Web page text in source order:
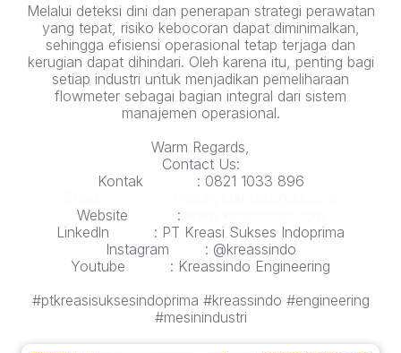
Melalui deteksi dini dan penerapan strategi perawatan
yang tepat, risiko kebocoran dapat diminimalkan,
sehingga efisiensi operasional tetap terjaga dan
kerugian dapat dihindari. Oleh karena itu, penting bagi
setiap industri untuk menjadikan pemeliharaan
flowmeter sebagai bagian integral dari sistem
manajemen operasional.
Warm Regards,
Contact Us:
Kontak : 0821 1033 896
Website :
Linkedln : PT Kreasi Sukses Indoprima
Instagram : @kreassindo
Youtube : Kreassindo Engineering
#ptkreasisuksesindoprima #kreassindo #engineering
#mesinindustri